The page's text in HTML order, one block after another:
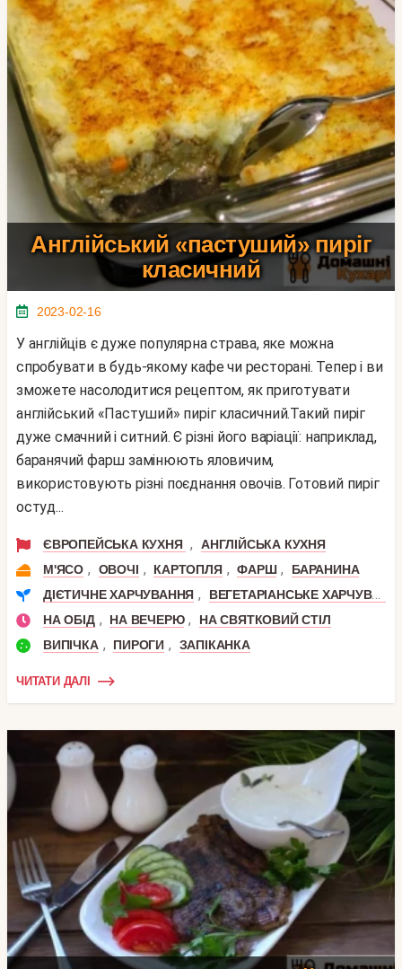
Англійський «пастуший» пиріг
класичний
2023-02-16
У англійців є дуже популярна страва, яке можна
спробувати в будь-якому кафе чи ресторані. Тепер і ви
зможете насолодитися рецептом, як приготувати
англійський «Пастуший» пиріг класичний.Такий пиріг
дуже смачний і ситний. Є різні його варіації: наприклад,
баранячий фарш замінюють яловичим,
використовують різні поєднання овочів. Готовий пиріг
остуд...
ЄВРОПЕЙСЬКА КУХНЯ ,
АНГЛІЙСЬКА КУХНЯ
М'ЯСО , ОВОЧІ , КАРТОПЛЯ , ФАРШ ,
БАРАНИНА
ДІЄТИЧНЕ ХАРЧУВАННЯ ,
ВЕГЕТАРІАНСЬКЕ ХАРЧУВАННЯ
НА ОБІД , НА ВЕЧЕРЮ ,
НА СВЯТКОВИЙ СТІЛ
ВИПІЧКА , ПИРОГИ , ЗАПІКАНКА
ЧИТАТИ ДАЛІ